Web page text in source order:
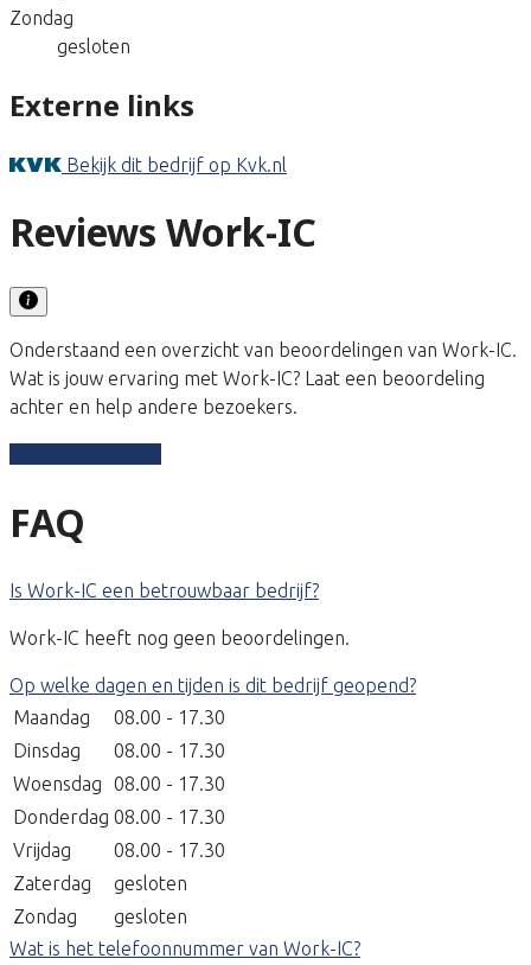
Zondag
gesloten
Externe links
Bekijk dit bedrijf op Kvk.nl
Reviews Work-IC
Onderstaand een overzicht van beoordelingen van Work-IC.
Wat is jouw ervaring met Work-IC? Laat een beoordeling
achter en help andere bezoekers.
FAQ
Is Work-IC een betrouwbaar bedrijf?
Work-IC heeft nog geen beoordelingen.
Op welke dagen en tijden is dit bedrijf geopend?
Maandag
08.00 - 17.30
Dinsdag
08.00 - 17.30
Woensdag
08.00 - 17.30
Donderdag 08.00 - 17.30
Vrijdag
08.00 - 17.30
Zaterdag
gesloten
Zondag
gesloten
Wat is het telefoonnummer van Work-IC?